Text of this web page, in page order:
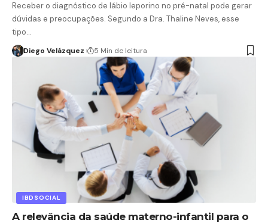
Receber o diagnóstico de lábio leporino no pré-natal pode gerar
dúvidas e preocupações. Segundo a Dra. Thaline Neves, esse
tipo…
Diego Velázquez 5 Min de leitura
IBDSOCIAL
A relevância da saúde materno-infantil para o